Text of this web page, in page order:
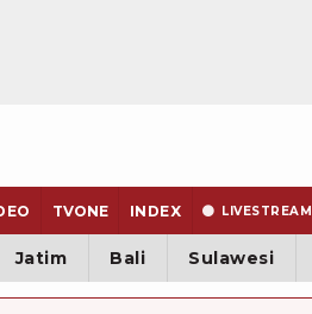
TVONE INDEX LIVESTREAM
Jatim Bali Sulawesi